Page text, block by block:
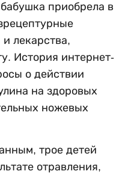
приобрела в
лекарства,
История интернет-
о действии
на здоровых
ножевых
трое детей
отравления,